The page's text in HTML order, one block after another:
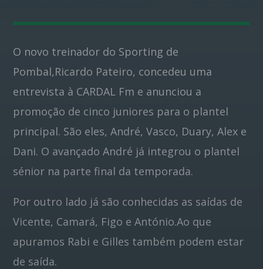
Pinterest
O novo treinador do Sporting de
Pombal,Ricardo Pateiro, concedeu uma
entrevista à CARDAL Fm e anunciou a
promoção de cinco juniores para o plantel
principal. São eles, André, Vasco, Duary, Alex e
Dani. O avançado André já integrou o plantel
sénior na parte final da temporada.
Por outro lado já são conhecidas as saídas de
Vicente, Camará, Figo e António.Ao que
apuramos Rabi e Gilles também podem estar
de saída.